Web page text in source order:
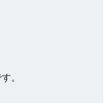
。